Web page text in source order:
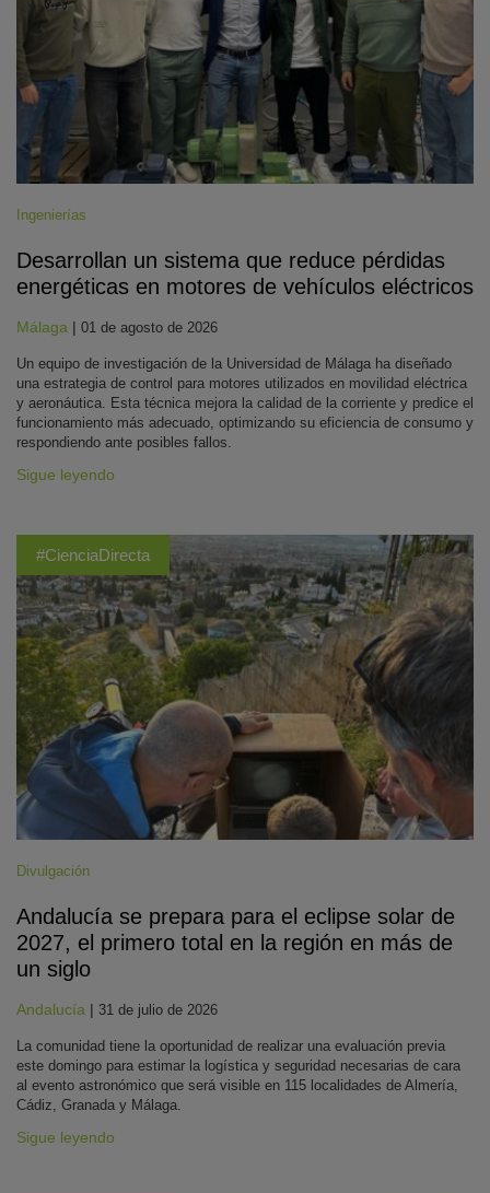
Ingenierías
Desarrollan un sistema que reduce pérdidas
energéticas en motores de vehículos eléctricos
Málaga | 01 de agosto de 2026
Un equipo de investigación de la Universidad de Málaga ha diseñado
una estrategia de control para motores utilizados en movilidad eléctrica
y aeronáutica. Esta técnica mejora la calidad de la corriente y predice el
funcionamiento más adecuado, optimizando su eficiencia de consumo y
respondiendo ante posibles fallos.
Sigue leyendo
#CienciaDirecta
Divulgación
Andalucía se prepara para el eclipse solar de
2027, el primero total en la región en más de
un siglo
Andalucía | 31 de julio de 2026
La comunidad tiene la oportunidad de realizar una evaluación previa
este domingo para estimar la logística y seguridad necesarias de cara
al evento astronómico que será visible en 115 localidades de Almería,
Cádiz, Granada y Málaga.
Sigue leyendo